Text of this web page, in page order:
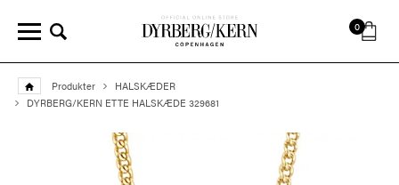
0
Produkter
HALSKÆDER
DYRBERG/KERN ETTE HALSKÆDE 329681